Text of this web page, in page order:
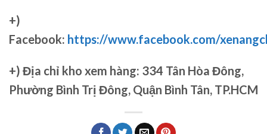
+)
Facebook: https://www.facebook.com/
+) Địa chỉ kho xem hàng: 334 Tân Hòa Đông,
Phường Bình Trị Đông, Quận Bình Tân, TP.HCM